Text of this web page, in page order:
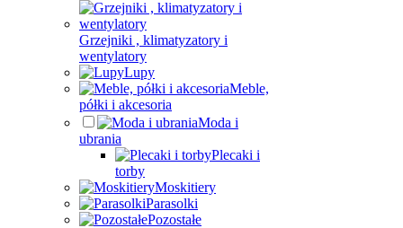
Grzejniki , klimatyzatory i
wentylatory
Lupy
Meble,
półki i akcesoria
Moda i
ubrania
Plecaki i
torby
Moskitiery
Parasolki
Pozostałe